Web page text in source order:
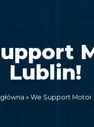
Lublin!
» We Support Motor